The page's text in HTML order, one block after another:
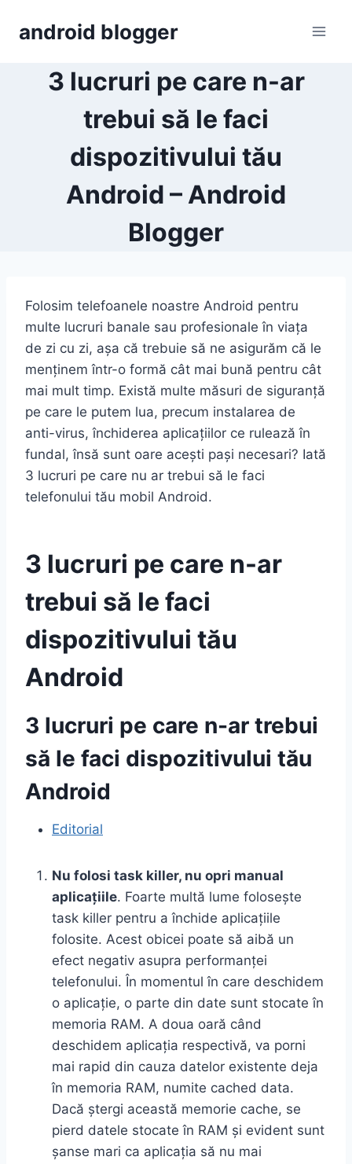
android blogger
3 lucruri pe care n-ar
trebui să le faci
dispozitivului tău
Android – Android
Blogger
Folosim telefoanele noastre Android pentru
multe lucruri banale sau profesionale în viața
de zi cu zi, așa că trebuie să ne asigurăm că le
menținem într-o formă cât mai bună pentru cât
mai mult timp. Există multe măsuri de siguranță
pe care le putem lua, precum instalarea de
anti-virus, închiderea aplicațiilor ce rulează în
fundal, însă sunt oare acești pași necesari? Iată
3 lucruri pe care nu ar trebui să le faci
telefonului tău mobil Android.
3 lucruri pe care n-ar
trebui să le faci
dispozitivului tău
Android
3 lucruri pe care n-ar trebui
să le faci dispozitivului tău
Android
Editorial
Nu folosi task killer, nu opri manual
aplicațiile. Foarte multă lume folosește
task killer pentru a închide aplicațiile
folosite. Acest obicei poate să aibă un
efect negativ asupra performanței
telefonului. În momentul în care deschidem
o aplicație, o parte din date sunt stocate în
memoria RAM. A doua oară când
deschidem aplicația respectivă, va porni
mai rapid din cauza datelor existente deja
în memoria RAM, numite cached data.
Dacă ștergi această memorie cache, se
pierd datele stocate în RAM și evident sunt
șanse mari ca aplicația să nu mai